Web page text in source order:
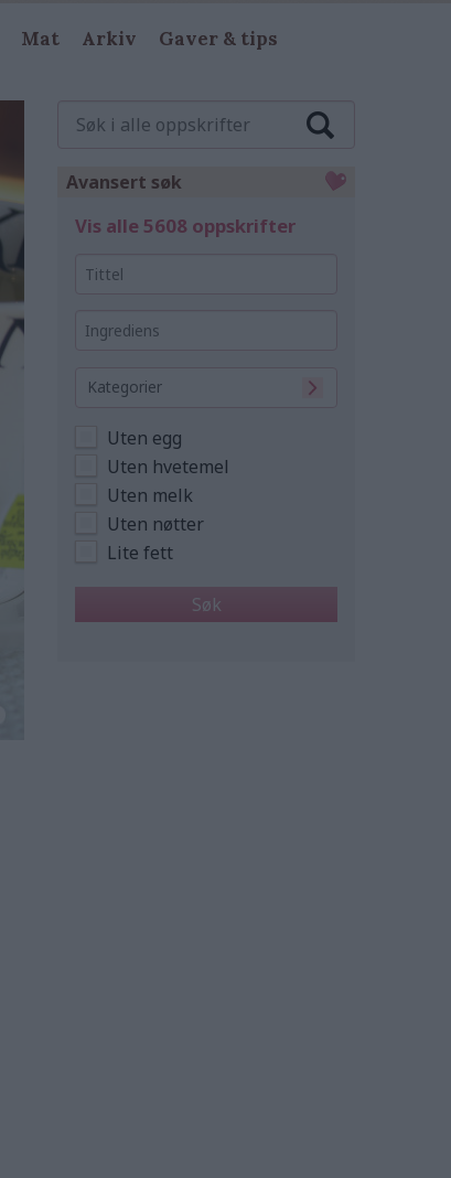
Mat Arkiv Gaver & tips
Avansert søk
Vis alle 5608 oppskrifter
Kategorier
Uten egg
Uten hvetemel
Uten melk
Uten nøtter
Lite fett